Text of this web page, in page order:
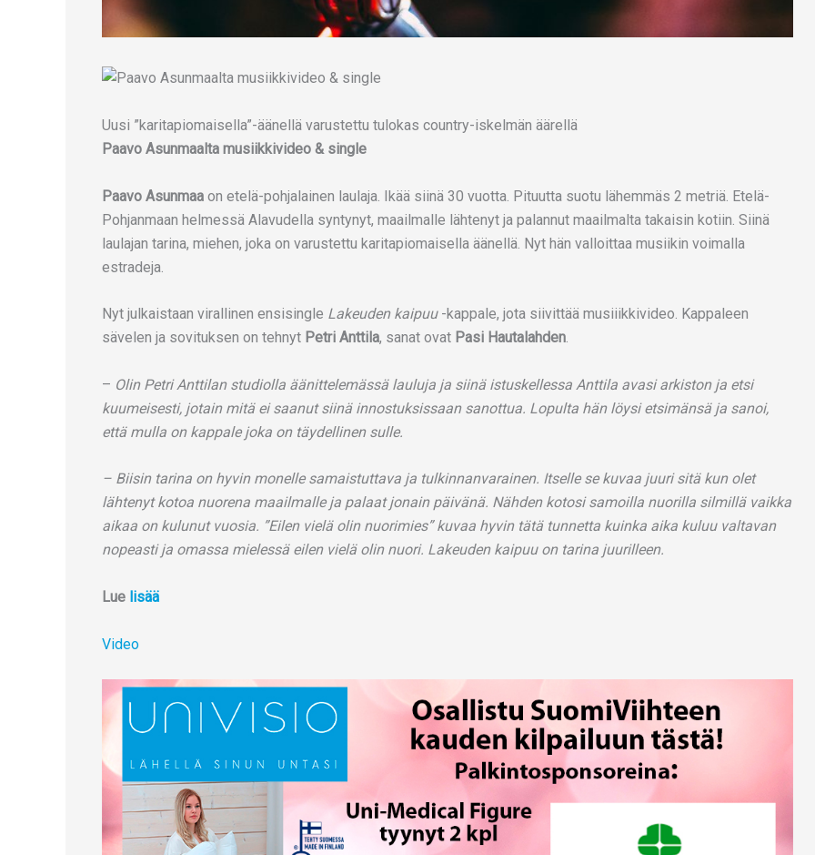
Uusi ”karitapiomaisella”-äänellä varustettu tulokas country-iskelmän äärellä
Paavo Asunmaalta musiikkivideo & single
Paavo Asunmaa on etelä-pohjalainen laulaja. Ikää siinä 30 vuotta. Pituutta suotu lähemmäs 2 metriä. Etelä-
Pohjanmaan helmessä Alavudella syntynyt, maailmalle lähtenyt ja palannut maailmalta takaisin kotiin. Siinä
laulajan tarina, miehen, joka on varustettu karitapiomaisella äänellä. Nyt hän valloittaa musiikin voimalla
estradeja.
Nyt julkaistaan virallinen ensisingle Lakeuden kaipuu-kappale, jota siivittää musiiikkivideo. Kappaleen
sävelen ja sovituksen on tehnyt Petri Anttila, sanat ovat Pasi Hautalahden.
– Olin Petri Anttilan studiolla äänittelemässä lauluja ja siinä istuskellessa Anttila avasi arkiston ja etsi
kuumeisesti, jotain mitä ei saanut siinä innostuksissaan sanottua. Lopulta hän löysi etsimänsä ja sanoi,
että mulla on kappale joka on täydellinen sulle.
– Biisin tarina on hyvin monelle samaistuttava ja tulkinnanvarainen. Itselle se kuvaa juuri sitä kun olet
lähtenyt kotoa nuorena maailmalle ja palaat jonain päivänä. Nähden kotosi samoilla nuorilla silmillä vaikka
aikaa on kulunut vuosia. ”Eilen vielä olin nuorimies” kuvaa hyvin tätä tunnetta kuinka aika kuluu valtavan
nopeasti ja omassa mielessä eilen vielä olin nuori. Lakeuden kaipuu on tarina juurilleen.
Lue lisää
Video